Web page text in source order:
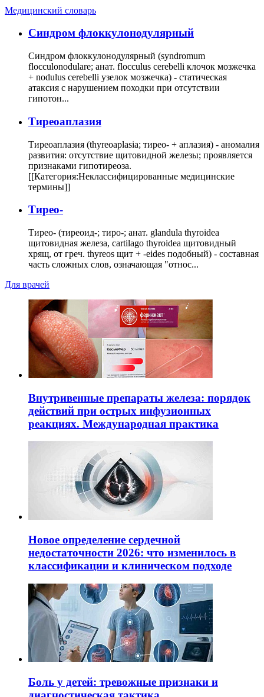
Медицинский словарь
Cиндром флоккулонодулярный
Синдром флоккулонодулярный (syndromum
flocculonodulare; анат. flocculus cerebelli клочок мозжечка
+ nodulus cerebelli узелок мозжечка) - статическая
атаксия с нарушением походки при отсутствии
гипотон...
Тиреоаплазия
Тиреоаплазия (thyreoaplasia; тирео- + аплазия) - аномалия
развития: отсутствие щитовидной железы; проявляется
признаками гипотиреоза.
[[Категория:Неклассифицированные медицинские
термины]]
Тирео-
Тирео- (тиреоид-; тиро-; анат. glandula thyroidea
щитовидная железа, cartilago thyroidea щитовидный
хрящ, от греч. thyreos щит + -eides подобный) - составная
часть сложных слов, означающая "относ...
Для врачей
Внутривенные препараты железа: порядок
действий при острых инфузионных
реакциях. Международная практика
Новое определение сердечной
недостаточности 2026: что изменилось в
классификации и клиническом подходе
Боль у детей: тревожные признаки и